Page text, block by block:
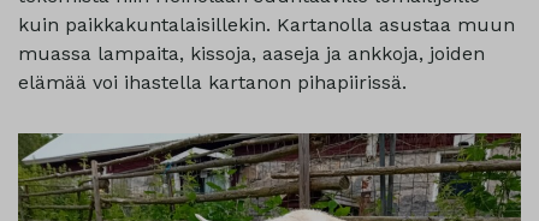
kuin paikkakuntalaisillekin. Kartanolla asustaa muun
muassa lampaita, kissoja, aaseja ja ankkoja, joiden
elämää voi ihastella kartanon pihapiirissä.